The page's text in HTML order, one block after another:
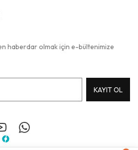
haberdar olmak için e-bültenimize
KAYIT OL